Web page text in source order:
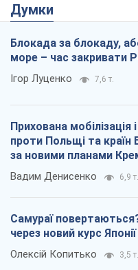
Думки
Блокада за блокаду,
море – час закривати
Ігор Луценко 7,6 т.
Прихована мобілізація
проти Польщі та країн
за новими планами
Вадим Денисенко 6,9 т.
Самураї
через новий курс Японії
Олексій Копитько 3,5 т.